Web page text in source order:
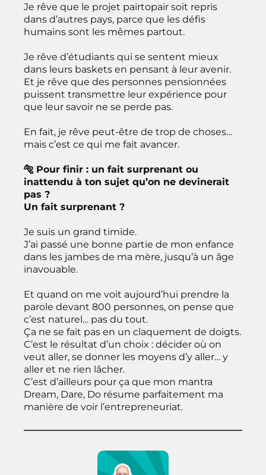
Je rêve que le projet pairtopair soit repris
dans d’autres pays, parce que les défis
humains sont les mêmes partout.
Je rêve d’étudiants qui se sentent mieux
dans leurs baskets en pensant à leur avenir.
Et je rêve que des personnes pensionnées
puissent transmettre leur expérience pour
que leur savoir ne se perde pas.
En fait, je rêve peut-être de trop de choses…
mais c’est ce qui me fait avancer.
🐅 Pour finir : un fait surprenant ou
inattendu à ton sujet qu’on ne devinerait
pas ?
Un fait surprenant ?
Je suis un grand timide.
J’ai passé une bonne partie de mon enfance
dans les jambes de ma mère, jusqu’à un âge
inavouable.
Et quand on me voit aujourd’hui prendre la
parole devant 800 personnes, on pense que
c’est naturel… pas du tout.
Ça ne se fait pas en un claquement de doigts.
C’est le résultat d’un choix : décider où on
veut aller, se donner les moyens d’y aller… y
aller et ne rien lâcher.
C’est d’ailleurs pour ça que mon mantra
Dream, Dare, Do résume parfaitement ma
manière de voir l’entrepreneuriat.